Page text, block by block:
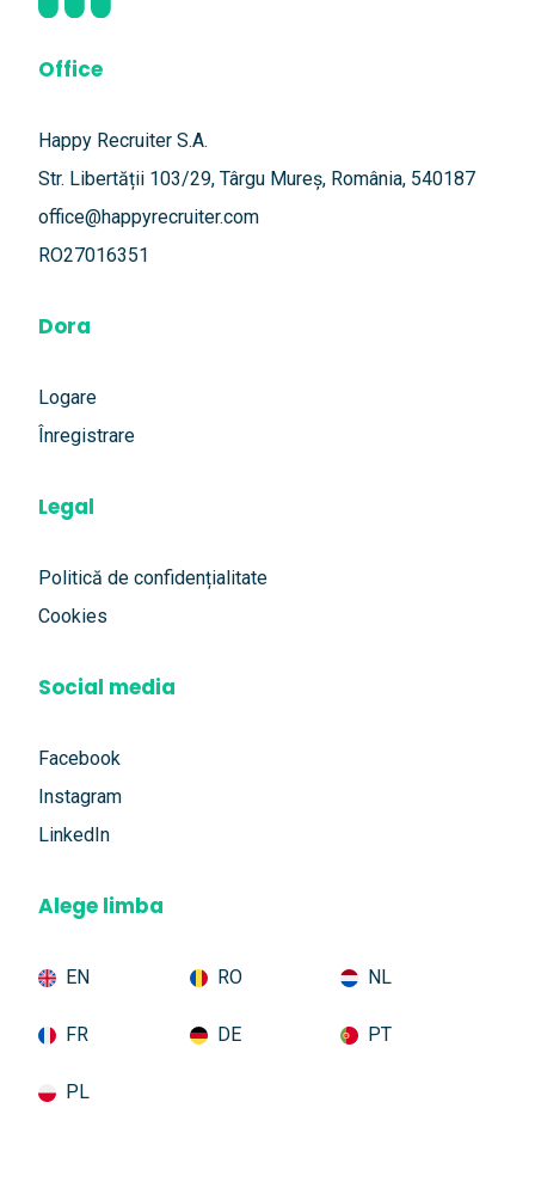
Office
Happy Recruiter S.A.
Str. Libertății 103/29, Târgu Mureș, România, 540187
office@happyrecruiter.com
RO27016351
Dora
Logare
Înregistrare
Legal
Politică de confidențialitate
Cookies
Social media
Facebook
Instagram
LinkedIn
Alege limba
EN RO NL
FR DE PT
PL